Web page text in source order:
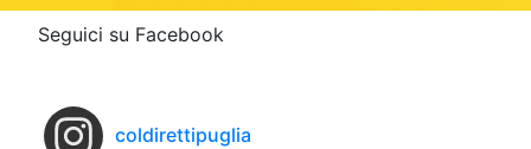
Seguici su Facebook
coldirettipuglia